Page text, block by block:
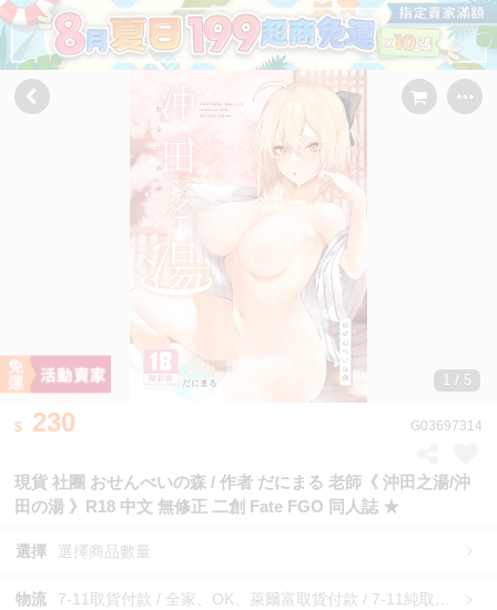
1 / 5
230 G03697314
現貨 社團 おせんべいの森 / 作者 だにまる 老師《 沖田之湯/沖
田の湯 》R18 中文 無修正 二創 Fate FGO 同人誌 ★
選擇 選擇商品數量
物流